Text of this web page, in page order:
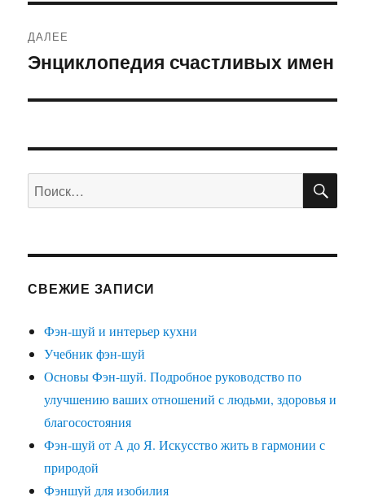
ДАЛЕЕ
Следующая
Энциклопедия счастливых имен
Искать:
СВЕЖИЕ ЗАПИСИ
Фэн-шуй и интерьер кухни
Учебник фэн-шуй
Основы Фэн-шуй. Подробное руководство по
улучшению ваших отношений с людьми, здоровья и
благосостояния
Фэн-шуй от А до Я. Искусство жить в гармонии с
природой
Фэншуй для изобилия